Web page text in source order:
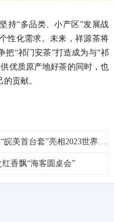
持“多品类、小产区”发展战
性化需求。未来，祥源茶将
把“祁门安茶”打造成为与“祁
优质原产地好茶的同时，也
贡献。
上一篇：祁红智造 领航未来 | 祁门县“皖美首台套”亮相2023世界制造业大会
香飘“海客圆桌会”